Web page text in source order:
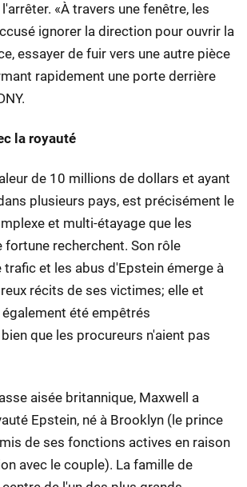
«À travers une fenêtre, les
ignorer la direction pour ouvrir la
essayer de fuir vers une autre pièce
rapidement une porte derrière
la royauté
de 10 millions de dollars et ayant
plusieurs pays, est précisément le
et multi-étayage que les
recherchent. Son rôle
trafic et les abus d'Epstein émerge à
récits de ses victimes; elle et
été empêtrés
que les procureurs n'aient pas
aisée britannique, Maxwell a
Epstein, né à Brooklyn (le prince
de ses fonctions actives en raison
avec le couple). La famille de